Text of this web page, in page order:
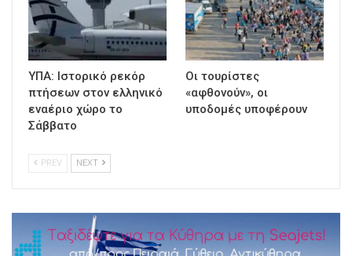
ΥΠΑ: Ιστορικό ρεκόρ
πτήσεων στον ελληνικό
εναέριο χώρο το
Σάββατο
Οι τουρίστες
«αφθονούν», οι
υποδομές υποφέρουν
PREV NEXT